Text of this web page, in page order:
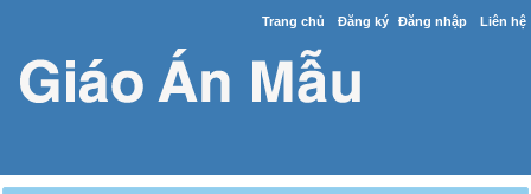
Trang chủ Đăng ký Đăng nhập Liên hệ